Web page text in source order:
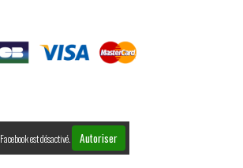
Facebook est désactivé. Autoriser